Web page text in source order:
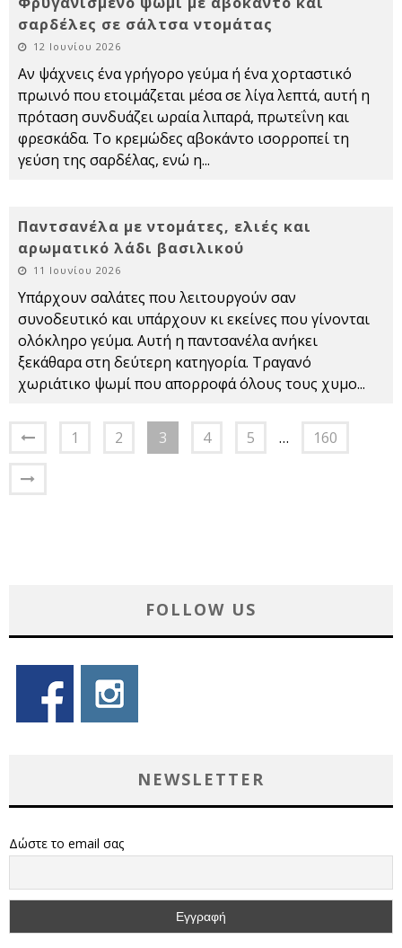
σαρδέλες σε σάλτσα ντομάτας
12 Ιουνίου 2026
Αν ψάχνεις ένα γρήγορο γεύμα ή ένα χορταστικό
πρωινό που ετοιμάζεται μέσα σε λίγα λεπτά, αυτή η
πρόταση συνδυάζει ωραία λιπαρά, πρωτεΐνη και
φρεσκάδα. Το κρεμώδες αβοκάντο ισορροπεί τη
γεύση της σαρδέλας, ενώ η...
Παντσανέλα με ντομάτες, ελιές και
αρωματικό λάδι βασιλικού
11 Ιουνίου 2026
Υπάρχουν σαλάτες που λειτουργούν σαν
συνοδευτικό και υπάρχουν κι εκείνες που γίνονται
ολόκληρο γεύμα. Αυτή η παντσανέλα ανήκει
ξεκάθαρα στη δεύτερη κατηγορία. Τραγανό
χωριάτικο ψωμί που απορροφά όλους τους χυμο...
1 2 3 4 5 … 160
FOLLOW US
NEWSLETTER
Δώστε το email σας